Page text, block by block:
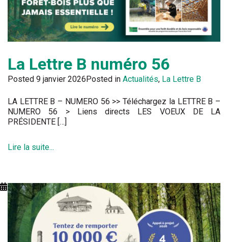
La Lettre B numéro 56
Posted 9 janvier 2026 Posted in Actualités, La Lettre B
LA LETTRE B – NUMERO 56 >> Téléchargez la LETTRE B –
NUMERO 56 > Liens directs LES VOEUX DE LA
PRÉSIDENTE […]
Lire la suite...